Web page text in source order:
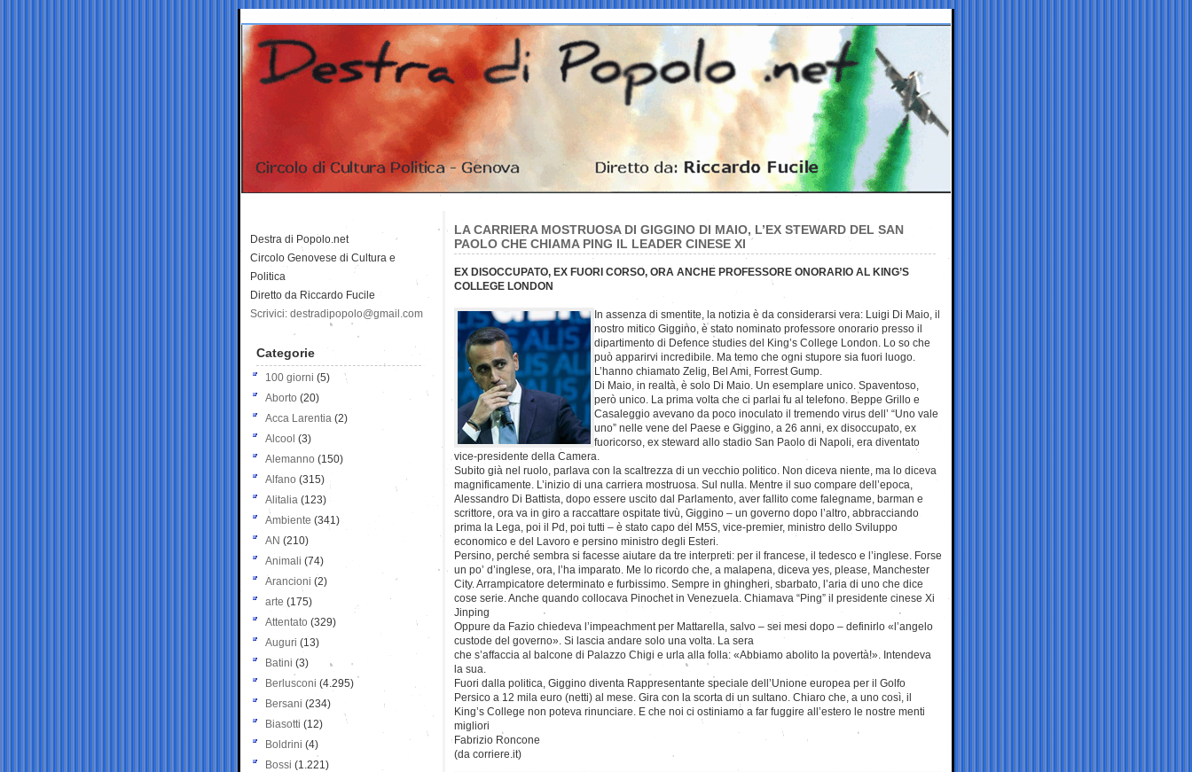
LA CARRIERA MOSTRUOSA DI GIGGINO DI MAIO, L’EX STEWARD DEL SAN
PAOLO CHE CHIAMA PING IL LEADER CINESE XI
EX DISOCCUPATO, EX FUORI CORSO, ORA ANCHE PROFESSORE ONORARIO AL KING’S
COLLEGE LONDON
In assenza di smentite, la notizia è da considerarsi vera: Luigi Di Maio, il
nostro mitico Giggino, è stato nominato professore onorario presso il
dipartimento di Defence studies del King’s College London. Lo so che
può apparirvi incredibile. Ma temo che ogni stupore sia fuori luogo.
L’hanno chiamato Zelig, Bel Ami, Forrest Gump.
Di Maio, in realtà, è solo Di Maio. Un esemplare unico. Spaventoso,
però unico. La prima volta che ci parlai fu al telefono. Beppe Grillo e
Casaleggio avevano da poco inoculato il tremendo virus dell’ “Uno vale
uno” nelle vene del Paese e Giggino, a 26 anni, ex disoccupato, ex
fuoricorso, ex steward allo stadio San Paolo di Napoli, era diventato
vice-presidente della Camera.
Subito già nel ruolo, parlava con la scaltrezza di un vecchio politico. Non diceva niente, ma lo diceva
magnificamente. L’inizio di una carriera mostruosa. Sul nulla. Mentre il suo compare dell’epoca,
Alessandro Di Battista, dopo essere uscito dal Parlamento, aver fallito come falegname, barman e
scrittore, ora va in giro a raccattare ospitate tivù, Giggino – un governo dopo l’altro, abbracciando
prima la Lega, poi il Pd, poi tutti – è stato capo del M5S, vice-premier, ministro dello Sviluppo
economico e del Lavoro e persino ministro degli Esteri.
Persino, perché sembra si facesse aiutare da tre interpreti: per il francese, il tedesco e l’inglese. Forse
un po’ d’inglese, ora, l’ha imparato. Me lo ricordo che, a malapena, diceva yes, please, Manchester
City. Arrampicatore determinato e furbissimo. Sempre in ghingheri, sbarbato, l’aria di uno che dice
cose serie. Anche quando collocava Pinochet in Venezuela. Chiamava “Ping” il presidente cinese Xi
Jinping
Oppure da Fazio chiedeva l’impeachment per Mattarella, salvo – sei mesi dopo – definirlo «l’angelo
custode del governo». Si lascia andare solo una volta. La sera
che s’affaccia al balcone di Palazzo Chigi e urla alla folla: «Abbiamo abolito la povertà!». Intendeva
la sua.
Fuori dalla politica, Giggino diventa Rappresentante speciale dell’Unione europea per il Golfo
Persico a 12 mila euro (netti) al mese. Gira con la scorta di un sultano. Chiaro che, a uno così, il
King’s College non poteva rinunciare. E che noi ci ostiniamo a far fuggire all’estero le nostre menti
migliori
Fabrizio Roncone
(da corriere.it)
Destra di Popolo.net
Circolo Genovese di Cultura e
Politica
Diretto da Riccardo Fucile
Scrivici: destradipopolo@gmail.com
Categorie
100 giorni (5)
Aborto (20)
Acca Larentia (2)
Alcool (3)
Alemanno (150)
Alfano (315)
Alitalia (123)
Ambiente (341)
AN (210)
Animali (74)
Arancioni (2)
arte (175)
Attentato (329)
Auguri (13)
Batini (3)
Berlusconi (4.295)
Bersani (234)
Biasotti (12)
Boldrini (4)
Bossi (1.221)